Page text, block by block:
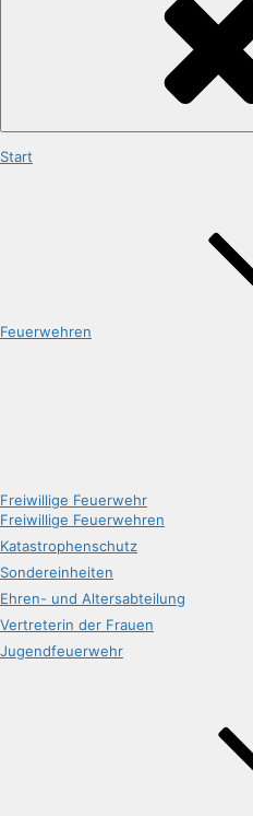
Start
Feuerwehren
Freiwillige Feuerwehr
Freiwillige Feuerwehren
Katastrophenschutz
Sondereinheiten
Ehren- und Altersabteilung
Vertreterin der Frauen
Jugendfeuerwehr